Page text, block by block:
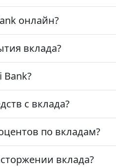
онлайн?
вклада?
с вклада?
по вкладам?
вклада?